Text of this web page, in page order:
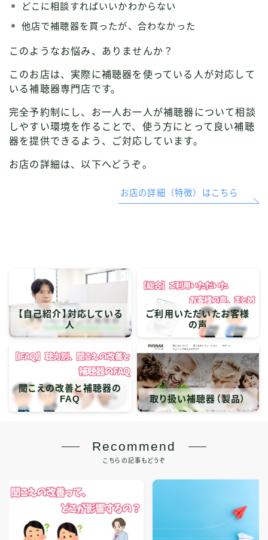
どこに相談すればいいかわからない
他店で補聴器を買ったが、合わなかった
このようなお悩み、ありませんか？
このお店は、実際に補聴器を使っている人が対応して
いる補聴器専門店です。
完全予約制にし、お一人お一人が補聴器について相談
しやすい環境を作ることで、使う方にとって良い補聴
器を提供できるよう、ご対応しています。
お店の詳細は、以下へどうぞ。
お店の詳細（特徴）はこちら
【自己紹介】対応している
人
ご利用いただいたお客様
の声
聞こえの改善と補聴器の
FAQ
取り扱い補聴器（製品）
Recommend
こちらの記事もどうぞ